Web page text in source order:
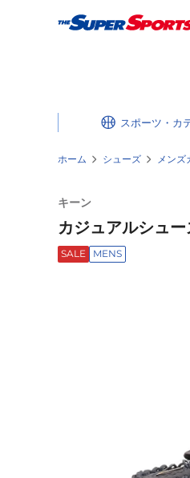
スポーツ・カ
ホーム シューズ メン
キーン
カジュアルシュ
SALE MENS